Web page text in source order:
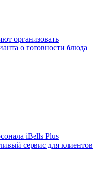
организовать
о готовности блюда
iBells Plus
сервис для клиентов